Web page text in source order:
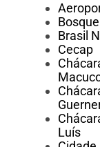
Bosque
Brasil
Cecap
Luís